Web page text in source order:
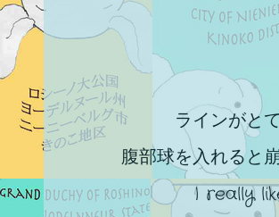
ラインがと
腹部球を入れると
I really